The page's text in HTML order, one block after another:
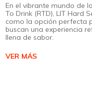
En el vibrante mundo de
To Drink (RTD), LIT Hard
como la opción perfecta
buscan una experiencia
llena de sabor.
VER MÁS